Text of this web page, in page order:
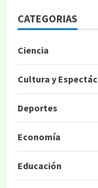
CATEGORIAS
Ciencia
Cultura y
Deportes
Economía
Educación